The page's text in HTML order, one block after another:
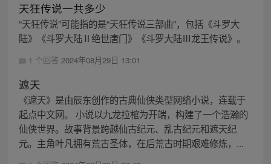
天狂传说一共多少
“天狂传说”可能指的是“天狂传说三部曲”，包括《斗罗大
陆》《斗罗大陆Ⅱ绝世唐门》《斗罗大陆Ⅲ龙王传说》。
1 个回答 2024年08月29日 13:01
遮天
《遮天》是由辰东创作的古典仙侠类型网络小说，连载于
起点中文网。 小说以九龙拉棺为开端，构建了一个浩瀚的
仙侠世界。故事背景跨越仙古纪元、乱古纪元和遮天纪
元。主角叶凡拥有荒古圣体，在后荒古时期艰难修炼，...